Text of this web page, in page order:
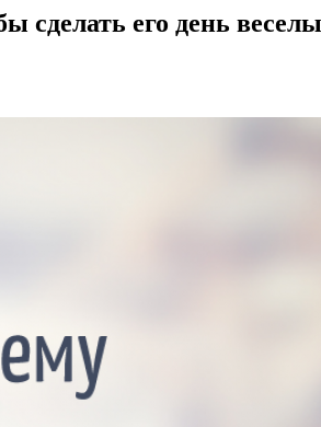
сделать его день